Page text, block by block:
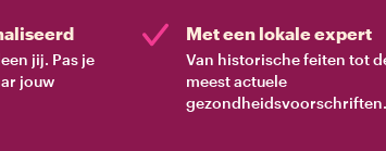
jij. Pas je
jouw
Met een lokale expert
Van historische feiten tot
meest actuele
gezondheidsvoorschriften.